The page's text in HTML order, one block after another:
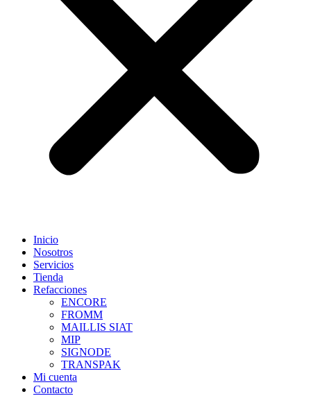
Inicio
Nosotros
Servicios
Tienda
Refacciones
ENCORE
FROMM
MAILLIS SIAT
MIP
SIGNODE
TRANSPAK
Mi cuenta
Contacto